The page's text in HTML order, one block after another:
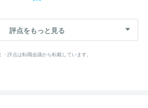
評点をもっと見る
・評点は転職会議から転載しています。